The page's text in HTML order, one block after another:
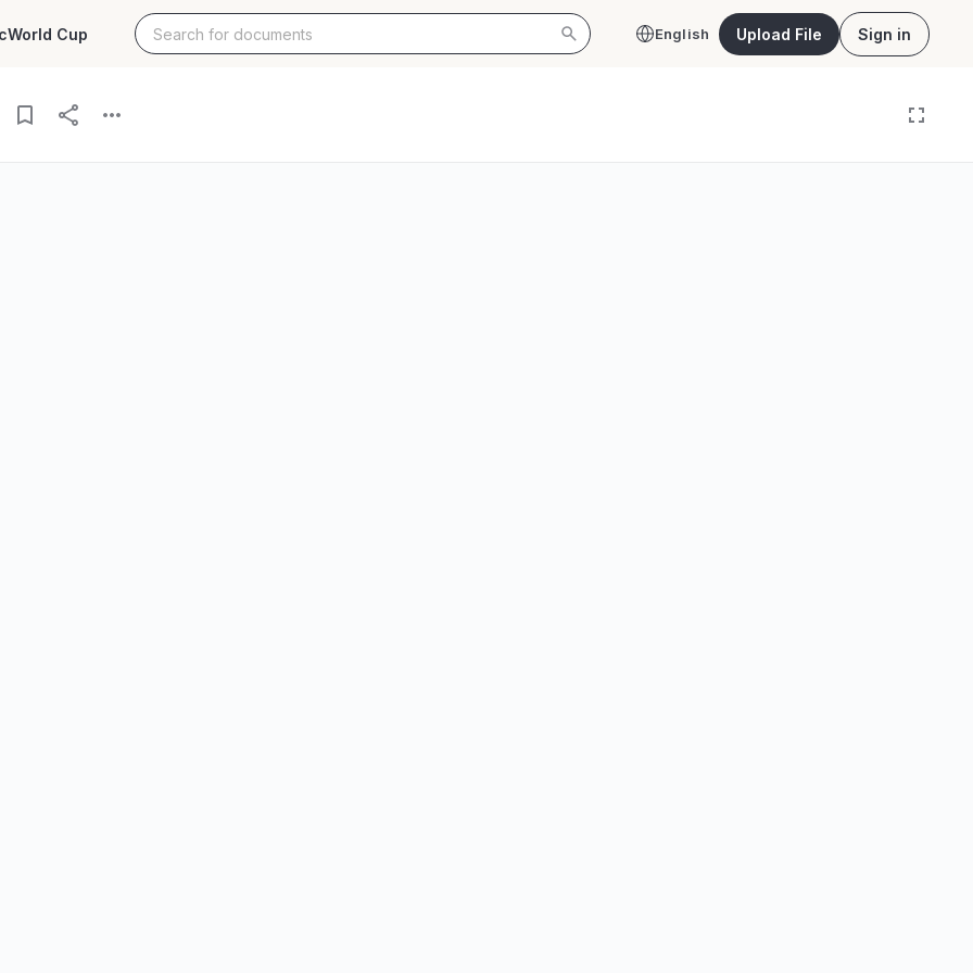
World Cup English Upload File Sign in